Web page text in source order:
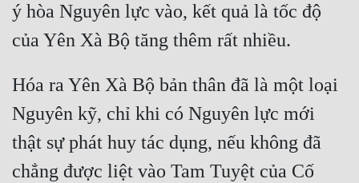
ý hòa Nguyên lực vào, kết quả là tốc độ
Hóa ra Yên Xà Bộ bản thân đã là một loại
Nguyên kỹ, chỉ khi có Nguyên lực mới
thật sự phát huy tác dụng, nếu không đã
chẳng được liệt vào Tam Tuyệt của Cố